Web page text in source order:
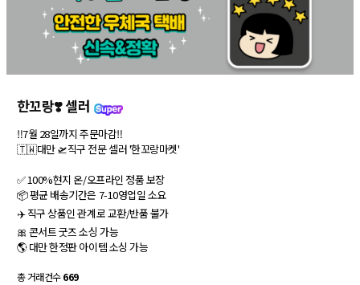
한꼬랑❣️ 셀러
‼️7월 28일까지 주문마감‼️
🇹🇼대만 🛫직구 전문 셀러 '한꼬랑마켓'
✅ 100%현지 온/오프라인 정품 보장
📦 평균 배송기간은 7-10영업일 소요
✈️ 직구 상품인 관계로 교환/반품 불가
🎀 콘서트 굿즈 소싱 가능
🌎 대만 한정판 아이템 소싱 가능
총 거래건수669